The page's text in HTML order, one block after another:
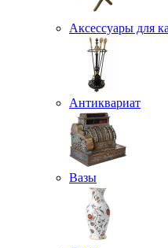
Аксессуары для
Антиквариат
Вазы